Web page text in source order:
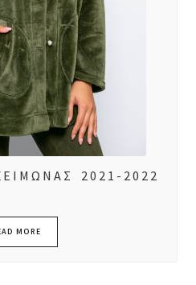
2021-2022
MORE